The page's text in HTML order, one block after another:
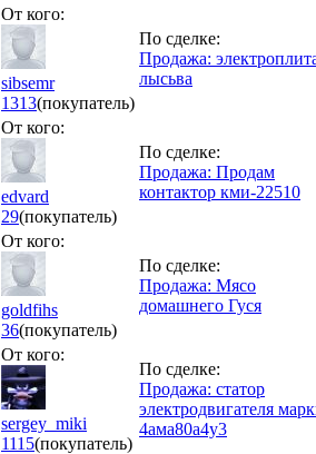
От кого:
sibsemr
1313(покупатель)
По сделке:
Продажа:
лысьва
От кого:
edvard
29(покупатель)
По сделке:
Продажа: Продам
контактор кми-22510
От кого:
goldfihs
36(покупатель)
По сделке:
Продажа: Мясо
домашнего Гуся
От кого:
sergey_miki
1115(покупатель)
По сделке:
Продажа: статор
электродвигателя
4ама80а4у3